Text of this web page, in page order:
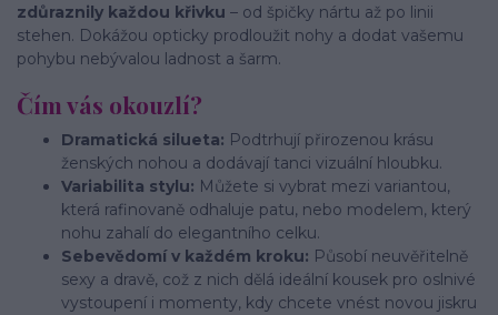
zdůraznily každou křivku – od špičky nártu až po linii
stehen. Dokážou opticky prodloužit nohy a dodat vašemu
pohybu nebývalou ladnost a šarm.
Čím vás okouzlí?
Dramatická silueta: Podtrhují přirozenou krásu
ženských nohou a dodávají tanci vizuální hloubku.
Variabilita stylu: Můžete si vybrat mezi variantou,
která rafinovaně odhaluje patu, nebo modelem, který
nohu zahalí do elegantního celku.
Sebevědomí v každém kroku: Působí neuvěřitelně
sexy a dravě, což z nich dělá ideální kousek pro oslnivé
vystoupení i momenty, kdy chcete vnést novou jiskru